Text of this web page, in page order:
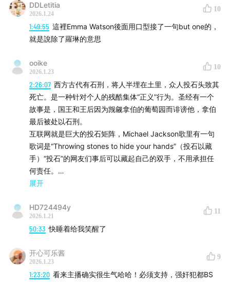
《金钱世界》换演员
民事和刑事诉讼，全胜
道德上并不无辜？
《纸牌屋》片方起诉保险公司
到底是性瘾还是抑郁症？
公关闹剧
和右派名嘴互动
00:54:16波兰斯基为什么说自己是受害者？
辩诉交易：六项指控承认一项
90天的评估期
舆论压力大，法官后悔了
法官推翻辩诉交易的技术问题
改成50年不定期刑期
波兰斯基逃亡
法官是否滥用职权？
DDLetitia
2026.1.24
10
1:49:55 這裡Emma Watson後面用口型接了一句but one的，
就是說除了羅琳的意思
ooike
2026.1.23
10
2:26:07 西方古代有石刑，将人半埋在土里，众人投石头致其
死亡。是一种针对个人的残酷集体“正义”行为。圣经有一个
故事是，国王和王后因为觊觎拿伯的葡萄园而诽谤他，拿伯
最后被处以石刑。
互联网就是巨大的投石矩阵，Michael Jackson歌里有一句
歌词是“Throwing stones to hide your hands”（投石以藏
手）“投石”的网友们事后可以藏起自己的双手，不用承担任
何责任。
2019年Wade Robson和James Safechuck借着me too运
动，在纪录片《Leaving Neverland》讲述了自己青少年时
期如何被Michael Jackson sexual abuse的经历。没有证
媒体也争论不休（在热度期里，国内媒体其实没有时间仔细
调查）。
展开
HD724494y
2026.1.21
11
50:33 快睡着给我笑醒了
开心可乐酱
2026.1.23
9
1:23:20 看来主播确实很生气哈哈！必须支持，强奸犯都BS